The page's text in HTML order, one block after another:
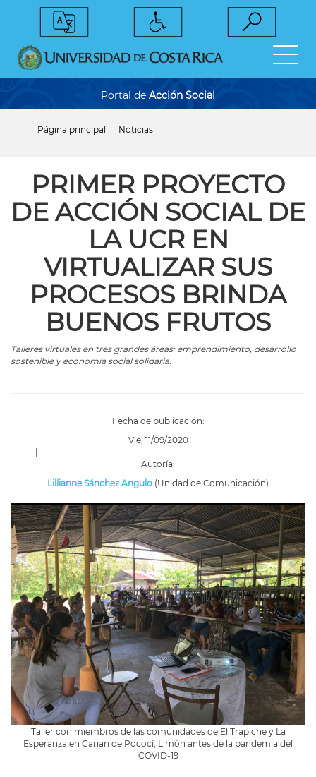
Portal de Acción Social
ayuda
navegación
Página principal Noticias
PRIMER PROYECTO
DE ACCIÓN SOCIAL DE
LA UCR EN
VIRTUALIZAR SUS
PROCESOS BRINDA
BUENOS FRUTOS
Talleres virtuales en tres grandes áreas: emprendimiento, desarrollo
sostenible y economía social solidaria.
Fecha de publicación:
Vie, 11/09/2020
|
Autoría:
Lillianne Sánchez Angulo (Unidad de Comunicación)
Taller con miembros de las comunidades de El Trapiche y La
Esperanza en Cariari de Pococí, Limón antes de la pandemia del
COVID-19